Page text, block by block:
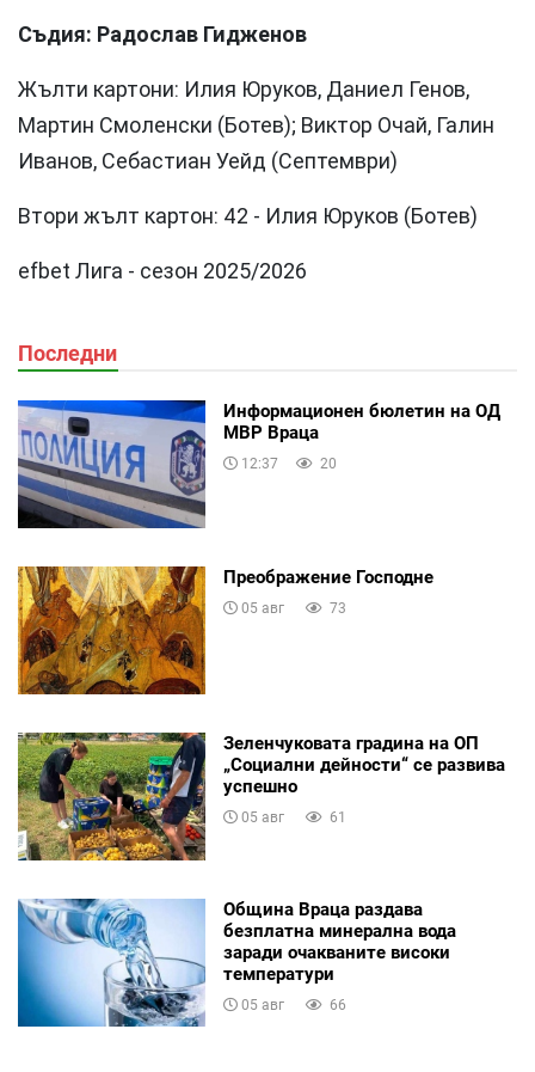
Съдия: Радослав Гидженов
Жълти картони: Илия Юруков, Даниел Генов,
Мартин Смоленски (Ботев); Виктор Очай, Галин
Иванов, Себастиан Уейд (Септември)
Втори жълт картон: 42 - Илия Юруков (Ботев)
efbet Лига - сезон 2025/2026
Последни
Информационен бюлетин на ОД
МВР Враца
12:37 20
Преображение Господне
05 авг 73
Зеленчуковата градина на ОП
„Социални дейности“ се развива
успешно
05 авг 61
Община Враца раздава
безплатна минерална вода
заради очакваните високи
температури
05 авг 66